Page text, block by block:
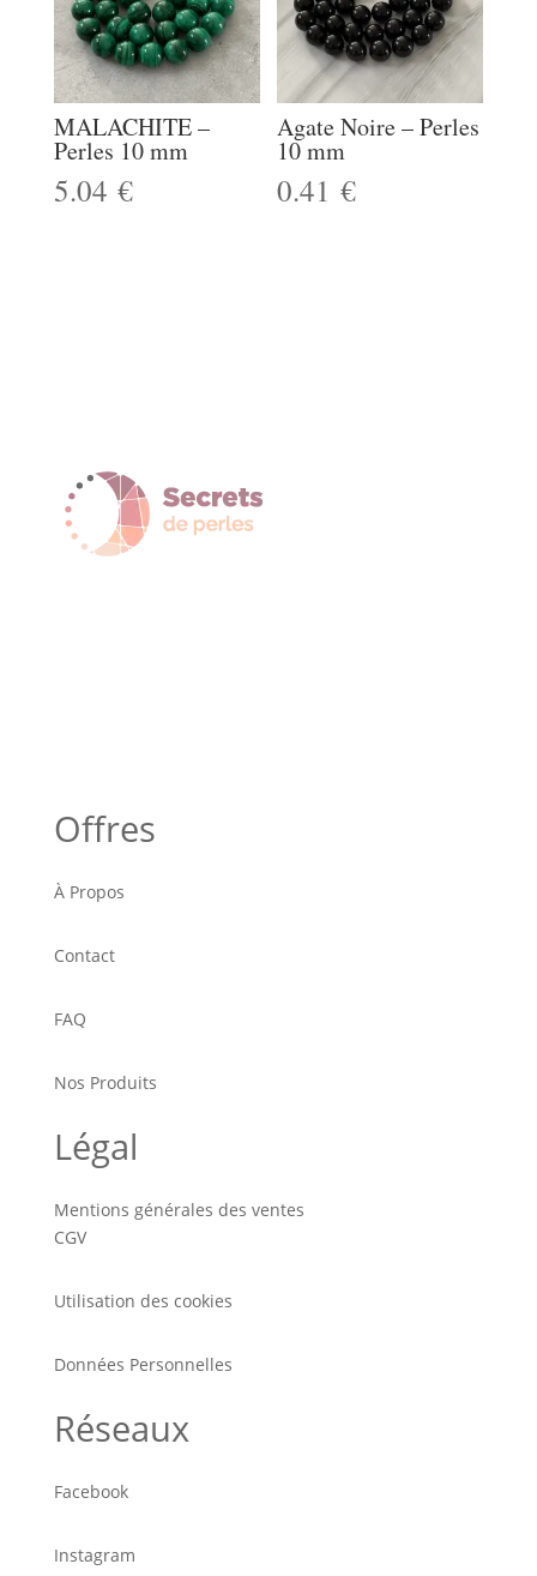
MALACHITE –
Perles 10 mm
5.04 €
Agate Noire – Perles
10 mm
0.41€
Offres
À Propos
Contact
FAQ
Nos Produits
Légal
Mentions générales des ventes
CGV
Utilisation des cookies
Données Personnelles
Réseaux
Facebook
Instagram